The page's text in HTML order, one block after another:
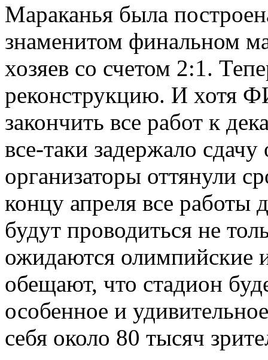
Мараканья была
знаменитом финальном
хозяев со счетом 2:1.
реконструкцию. И хотя
закончить все работ к
все-таки задержало
организаторы оттянули
концу апреля все
будут проводиться не
ожидаются олимпийские
обещают, что стадион
особенное и
себя около 80 тысяч